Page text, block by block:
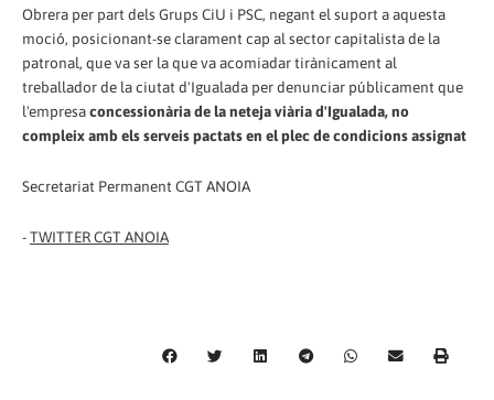
Obrera per part dels Grups CiU i PSC, negant el suport a aquesta
moció, posicionant-se clarament cap al sector capitalista de la
patronal, que va ser la que va acomiadar tirànicament al
treballador de la ciutat d'Igualada per denunciar públicament que
l'empresaconcessionària de la neteja viària d'Igualada, no
compleix amb els serveis pactats en el plec de condicions assignat
Secretariat Permanent CGT ANOIA
-TWITTER CGT ANOIA